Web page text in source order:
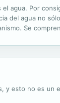
agua. Por
del agua no
Se
y esto no es un